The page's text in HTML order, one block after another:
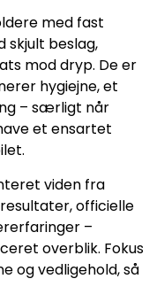
med fast
beslag,
mod dryp. De er
hygiejne, et
– særligt når
et ensartet
viden fra
officielle
–
overblik. Fokus
og vedligehold, så